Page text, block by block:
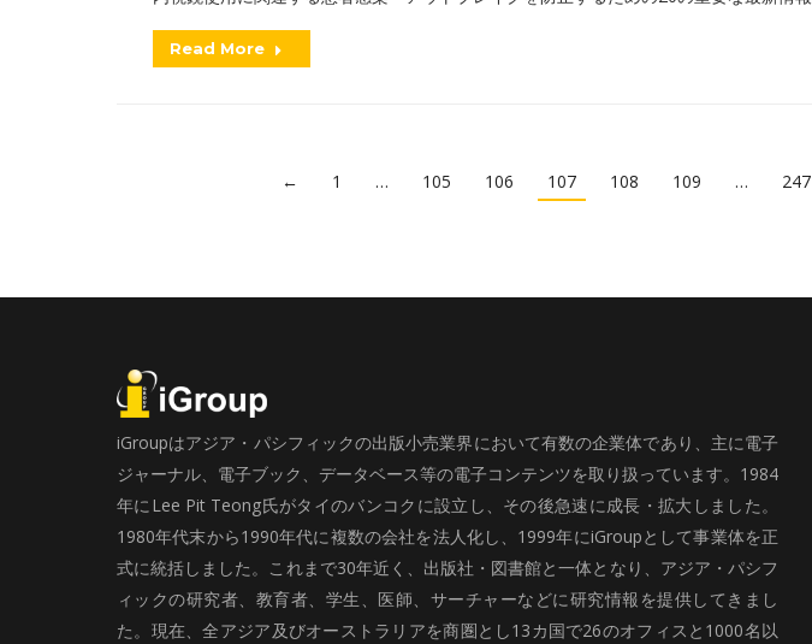
Read More
← 1 … 105 106 107 108 109 … 247
iGroupはアジア・パシフィックの出版小売業界において有数の企業体であり、主に電子
ジャーナル、電子ブック、データベース等の電子コンテンツを取り扱っています。1984
年にLee Pit Teong氏がタイのバンコクに設立し、その後急速に成長・拡大しました。
1980年代末から1990年代に複数の会社を法人化し、1999年にiGroupとして事業体を正
式に統括しました。これまで30年近く、出版社・図書館と一体となり、アジア・パシフ
ィックの研究者、教育者、学生、医師、サーチャーなどに研究情報を提供してきまし
た。現在、全アジア及びオーストラリアを商圏とし13カ国で26のオフィスと1000名以